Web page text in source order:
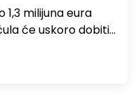
1,3 milijuna eura
će uskoro dobiti…